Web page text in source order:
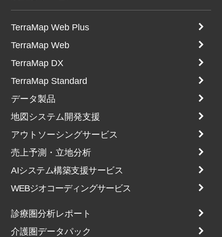
TerraMap Web Plus
TerraMap Web
TerraMap DX
TerraMap Standard
データ製品
地図システム開発支援
アウトソーシングサービス
売上予測・立地分析
AIシステム構築支援サービス
WEBジオコーディングサービス
診療圏分析レポート
介護圏データパック